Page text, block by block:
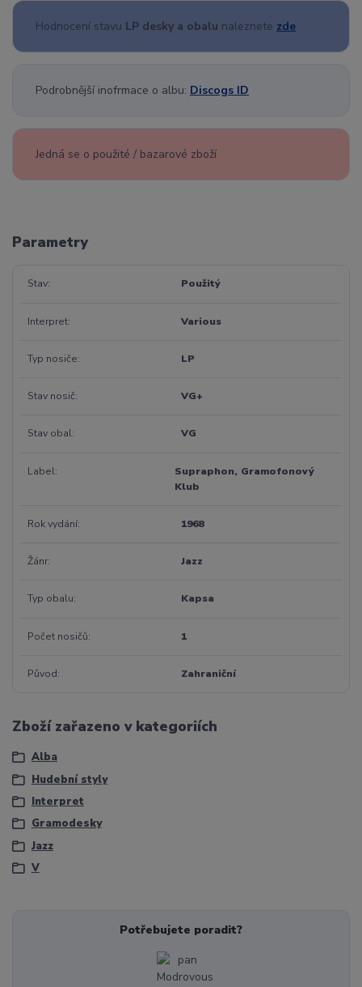
Hodnocení stavu LP desky a obalu naleznete zde
Podrobnější inofrmace o albu: Discogs ID
Jedná se o použité / bazarové zboží
Parametry
Stav Použitý
Interpret Various
Typ nosiče LP
Stav nosič VG+
Stav obal VG
Label
Supraphon, Gramofonový
Klub
Rok vydání 1968
Žánr Jazz
Typ obalu Kapsa
Počet nosičů 1
Původ Zahraniční
Zboží zařazeno v kategoriích
Alba
Hudební styly
Interpret
Gramodesky
Jazz
V
Potřebujete poradit?